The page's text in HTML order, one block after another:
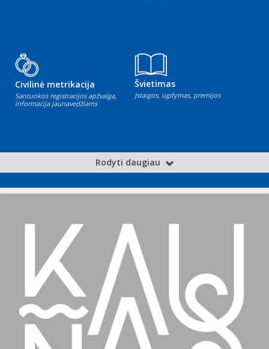
Civilinė metrikacija
Santuokos registracijos apžvalga,
informacija jaunavedžiams
Švietimas
Įstaigos, ugdymas, premijos
Rodyti daugiau